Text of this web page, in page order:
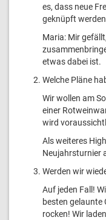
es, dass neue
geknüpft
Maria: Mir
etwas dabei ist.
Welche Pläne
Wir wollen am
einer
wird
Als weiteres
Neujahrsturnier
Werden wir
Auf jeden Fall!
besten gelaunte
rocken! Wir